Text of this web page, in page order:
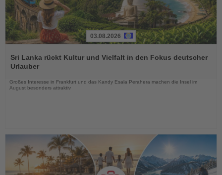
Sie
die
03.08.2026
Sri Lanka rückt Kultur und Vielfalt in den Fokus deutscher
Urlauber
Großes Interesse in Frankfurt und das Kandy Esala Perahera machen die Insel im
August besonders attraktiv